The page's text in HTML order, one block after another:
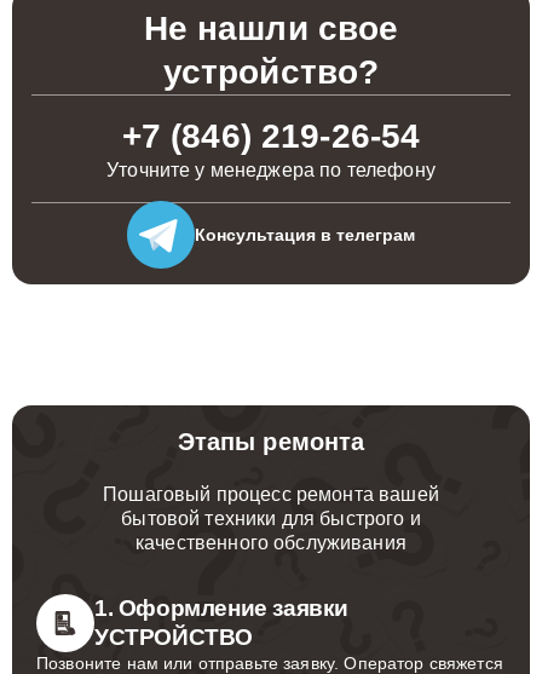
Не нашли свое
устройство?
+7 (846) 219-26-54
Уточните у менеджера по телефону
Консультация в телеграм
Этапы ремонта
Пошаговый процесс ремонта вашей
бытовой техники для быстрого и
качественного обслуживания
1. Оформление заявки
УСТРОЙСТВО
Позвоните нам или отправьте заявку. Оператор свяжется